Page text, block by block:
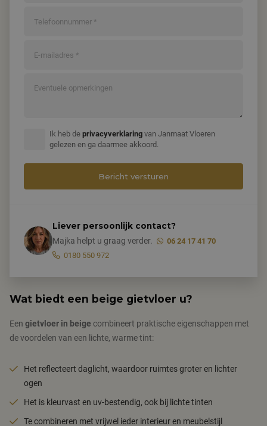
Wat biedt een beige gietvloer u?
Een gietvloer in beige combineert praktische eigenschappen met
de voordelen van een lichte, warme tint:
Het reflecteert daglicht, waardoor ruimtes groter en lichter
ogen
Het is kleurvast en uv-bestendig, ook bij lichte tinten
Te combineren met vrijwel ieder interieur en meubelstijl
Ik heb de privacyverklaring van Janmaat Vloeren
gelezen en ga daarmee akkoord.
Liever persoonlijk contact?
Majka helpt u graag verder.
06 24 17 41 70
0180 550 972